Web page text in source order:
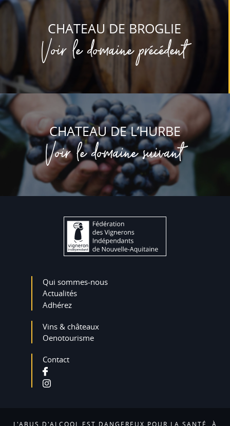
CHATEAU DE BROGLIE
Voir le domaine précédent
CHATEAU DE L’HURBE
Voir le domaine suivant
Qui sommes-nous
Actualités
Adhérez
Vins & châteaux
Oenotourisme
Contact
L'ABUS D'ALCOOL EST DANGEREUX POUR LA SANTÉ, À